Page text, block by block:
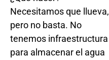
Necesitamos que llueva,
pero no basta. No
tenemos infraestructura
para almacenar el agua